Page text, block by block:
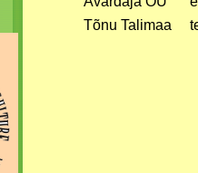
Tõnu Talimaa